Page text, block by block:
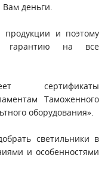
деньги.
и поэтому
гарантию на все
сертификаты
Таможенного
оборудования».
светильники в
и особенностями